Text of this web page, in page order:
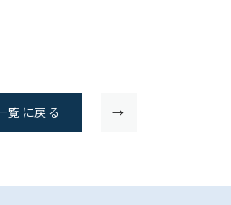
覧に戻る →